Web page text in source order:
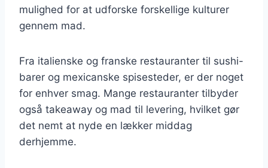
mulighed for at udforske forskellige kulturer
gennem mad.
Fra italienske og franske restauranter til sushi-
barer og mexicanske spisesteder, er der noget
for enhver smag. Mange restauranter tilbyder
også takeaway og mad til levering, hvilket gør
det nemt at nyde en lækker middag
derhjemme.